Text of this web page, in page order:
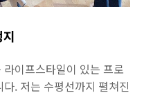
이프스타일이 있는 프로
. 저는 수평선까지 펼쳐진